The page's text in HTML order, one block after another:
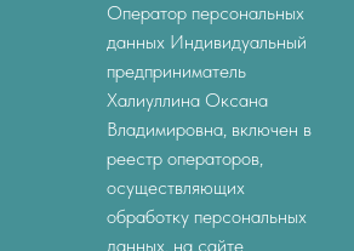
Оператор персональных
данных Индивидуальный
предприниматель
Халиуллина Оксана
Владимировна, включен в
реестр операторов,
осуществляющих
обработку персональных
данных, на сайте